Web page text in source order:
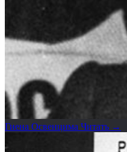
Гиена Освенцима Читать →